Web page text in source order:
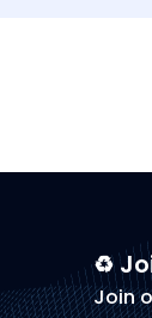
♻️
Join